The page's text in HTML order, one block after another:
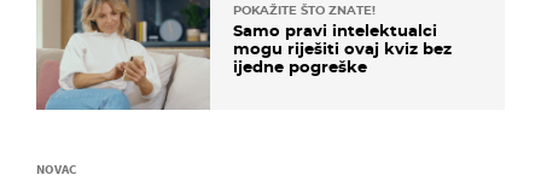
POKAŽITE ŠTO ZNATE!
Samo pravi intelektualci
mogu riješiti ovaj kviz bez
ijedne pogreške
NOVAC